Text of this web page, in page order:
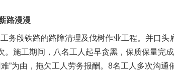
路漫漫
段铁路的路障清理及伐树作业工程。并口头
。施工期间，八名工人起早贪黑，保质保量完
”为由，拖欠工人劳务报酬。8名工人多次沟